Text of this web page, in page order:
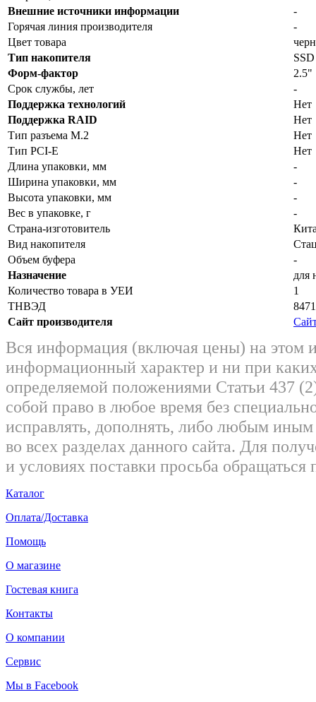
Внешние источники информации
-
Горячая линия производителя
-
Цвет товара
Тип накопителя
SSD
Форм-фактор
2.5"
Срок службы, лет
-
Поддержка технологий
Нет
Поддержка RAID
Нет
Тип разъема M.2
Нет
Тип PCI-E
Нет
Длина упаковки, мм
-
Ширина упаковки, мм
-
Высота упаковки, мм
-
Вес в упаковке, г
-
Страна-изготовитель
Вид накопителя
Объем буфера
-
Назначение
для
Количество товара в УЕИ
1
ТНВЭД
Сайт производителя
Вся информация (включая цены) на этом
информационный характер и ни при
определяемой положениями Статьи 437
собой право в любое время без
исправлять, дополнять, либо любым
во всех разделах данного сайта. Для
и условиях поставки просьба
Каталог
Оплата/Доставка
Помощь
О магазине
Гостевая книга
Контакты
О компании
Сервис
Мы в Facebook